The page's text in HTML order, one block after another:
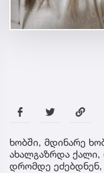
ხობში, მდინარე
ახალგაზრდა ქალი,
დრომდე ეძებდნენ,